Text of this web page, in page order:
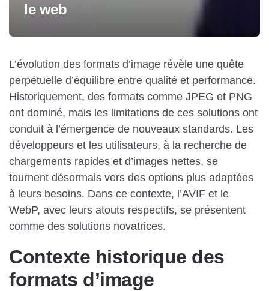
le web
L’évolution des formats d’image révèle une quête
perpétuelle d’équilibre entre qualité et performance.
Historiquement, des formats comme JPEG et PNG
ont dominé, mais les limitations de ces solutions ont
conduit à l’émergence de nouveaux standards. Les
développeurs et les utilisateurs, à la recherche de
chargements rapides et d’images nettes, se
tournent désormais vers des options plus adaptées
à leurs besoins. Dans ce contexte, l’AVIF et le
WebP, avec leurs atouts respectifs, se présentent
comme des solutions novatrices.
Contexte historique des
formats d’image